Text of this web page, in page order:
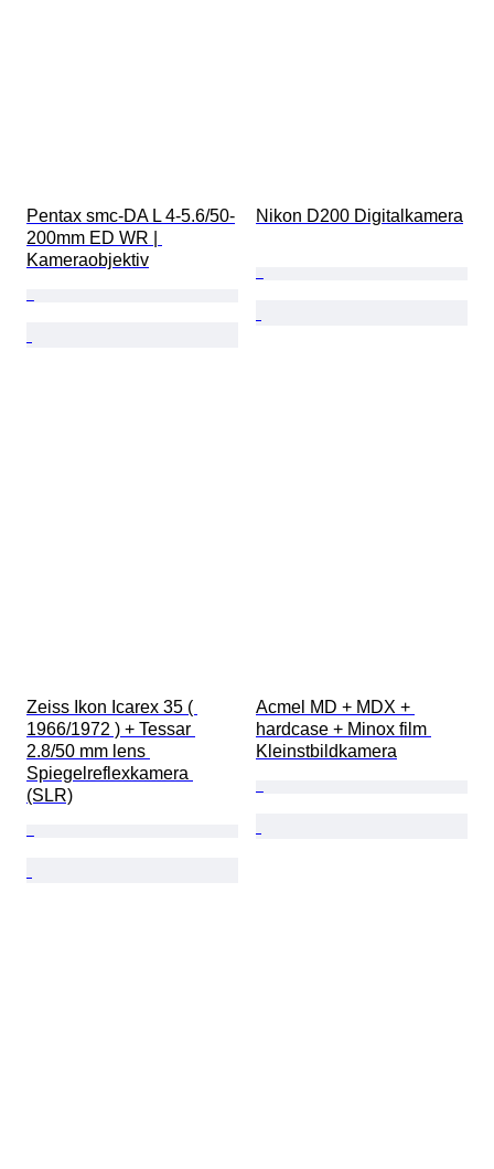
Pentax smc-DA L 4-5.6/50-
200mm ED WR |
Kameraobjektiv
Nikon D200 Digitalkamera
Zeiss Ikon Icarex 35 (
1966/1972 ) + Tessar
2.8/50 mm lens
Spiegelreflexkamera
(SLR)
Acmel MD + MDX +
hardcase + Minox film
Kleinstbildkamera